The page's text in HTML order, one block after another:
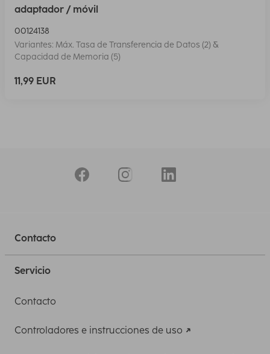
adaptador / móvil
00124138
Variantes: Máx. Tasa de Transferencia de Datos (2) &
Capacidad de Memoria (5)
11,99 EUR
Contacto
Servicio
Contacto
Controladores e instrucciones de uso